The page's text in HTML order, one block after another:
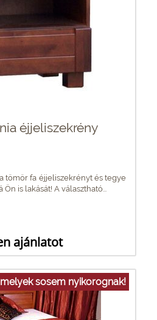
éjjeliszekrény
tömör fa éjjeliszekrényt és tegye
is lakását! A választható...
ajánlatot
sosem nyikorognak!